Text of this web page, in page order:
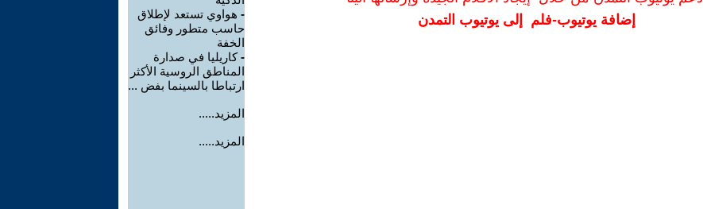
إضافة يوتيوب-فلم إلى يوتيوب التمدن
- هواوي تستعد لإطلاق
حاسب متطور وفائق
الخفة
-كاريليا في صدارة
المناطق الروسية الأكثر
ارتباطا بالسينما بفض ...
المزيد.....
المزيد.....